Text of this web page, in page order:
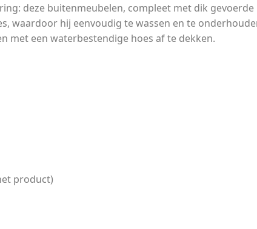
deze buitenmeubelen, compleet met dik
waardoor hij eenvoudig te wassen en te
met een waterbestendige hoes af te dekken.
product)